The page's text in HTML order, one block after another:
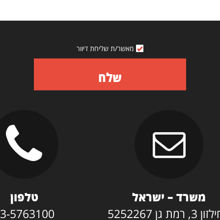
מאשר/ת שליחת דיוור
שלח
משרד – ישראל
גן 5252267
טלפון
5763100